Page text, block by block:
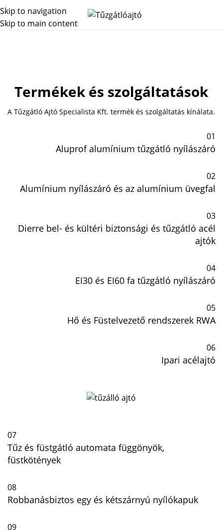
Skip to navigation
Skip to main content
Termékek és szolgáltatások
A Tűzgátló Ajtó Specialista Kft. termék és szolgáltatás kínálata.
01
Aluprof alumínium tűzgátló nyílászáró
02
Alumínium nyílászáró és az alumínium üvegfal
03
Dierre bel- és kültéri biztonsági és tűzgátló acél
ajtók
04
EI30 és EI60 fa tűzgátló nyílászáró
05
Hő és Füstelvezető rendszerek RWA
06
Ipari acélajtó
07
Tűz és füstgátló automata függönyök,
füstkötények
08
Robbanásbiztos egy és kétszárnyú nyílókapuk
09